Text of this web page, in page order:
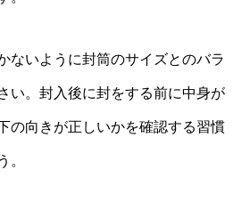
ないように封筒のサイズとのバラ
い。封入後に封をする前に中身が
の向きが正しいかを確認する習慣
。